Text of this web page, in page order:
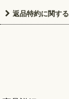
返品特約に関す